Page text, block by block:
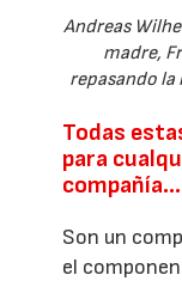
Andreas
madre,
repasando la
Todas
para
compañía…
Son un
el